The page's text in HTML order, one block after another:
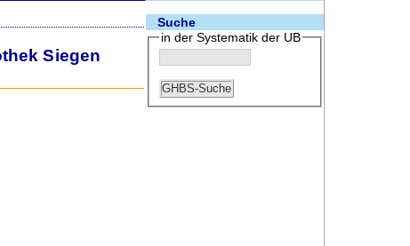
Siegen
Suche
in der Systematik der UB